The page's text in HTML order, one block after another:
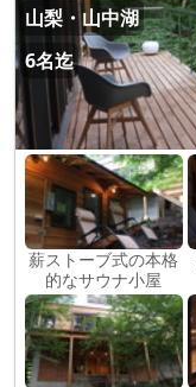
山梨・山中湖
6名迄
薪ストーブ式の本格
的なサウナ小屋